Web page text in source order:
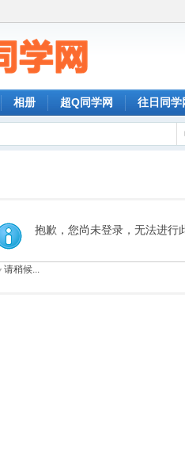
相册 超Q同学网 往日同学
抱歉，您尚未登录，无法进行
请稍候...